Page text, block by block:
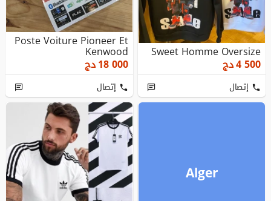
Sweet Homme Oversize
4 500دج
إتصال
Poste Voiture Pioneer Et
Kenwood
18 000دج
إتصال
Alger